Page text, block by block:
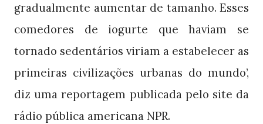
gradualmente aumentar de tamanho. Esses
comedores de iogurte que haviam se
tornado sedentários viriam a estabelecer as
primeiras civilizações urbanas do mundo’,
diz uma reportagem publicada pelo site da
rádio pública americana NPR.